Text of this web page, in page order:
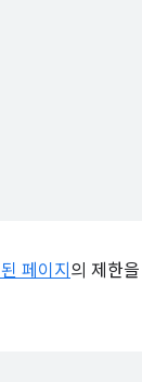
페이지 의 제한